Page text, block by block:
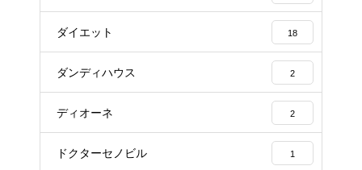
ダイエット 18
ダンディハウス 2
ディオーネ 2
ドクターセノビル 1